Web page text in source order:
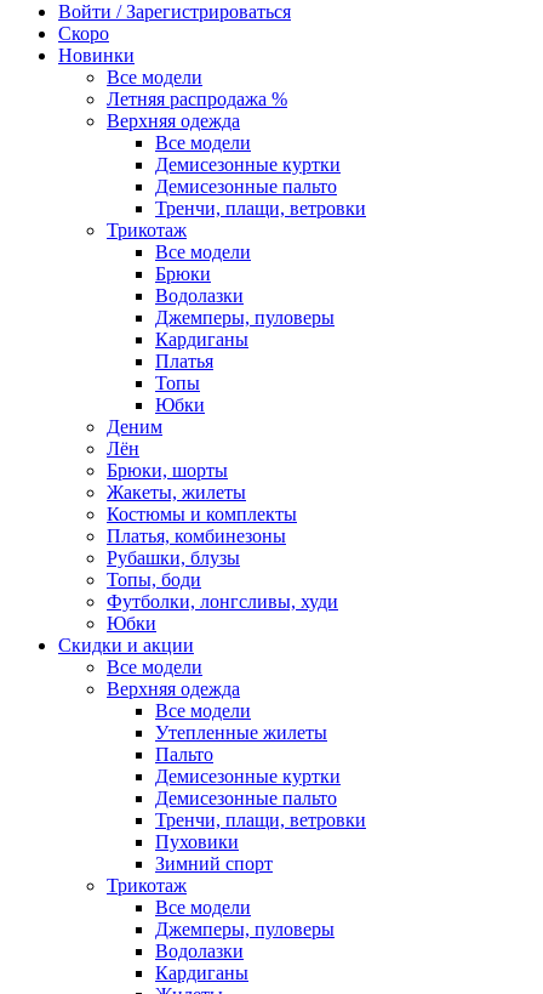
Войти / Зарегистрироваться
Скоро
Новинки
Все модели
Летняя распродажа %
Верхняя одежда
Все модели
Демисезонные куртки
Демисезонные пальто
Тренчи, плащи, ветровки
Трикотаж
Все модели
Брюки
Водолазки
Джемперы, пуловеры
Кардиганы
Платья
Топы
Юбки
Деним
Лён
Брюки, шорты
Жакеты, жилеты
Костюмы и комплекты
Платья, комбинезоны
Рубашки, блузы
Топы, боди
Футболки, лонгсливы, худи
Юбки
Скидки и акции
Все модели
Верхняя одежда
Все модели
Утепленные жилеты
Пальто
Демисезонные куртки
Демисезонные пальто
Тренчи, плащи, ветровки
Пуховики
Зимний спорт
Трикотаж
Все модели
Джемперы, пуловеры
Водолазки
Кардиганы